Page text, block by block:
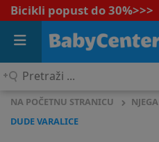
Bicikli popust do 30%>>>
Pretraži
NA POČETNU STRANICU NJEGA
DUDE VARALICE